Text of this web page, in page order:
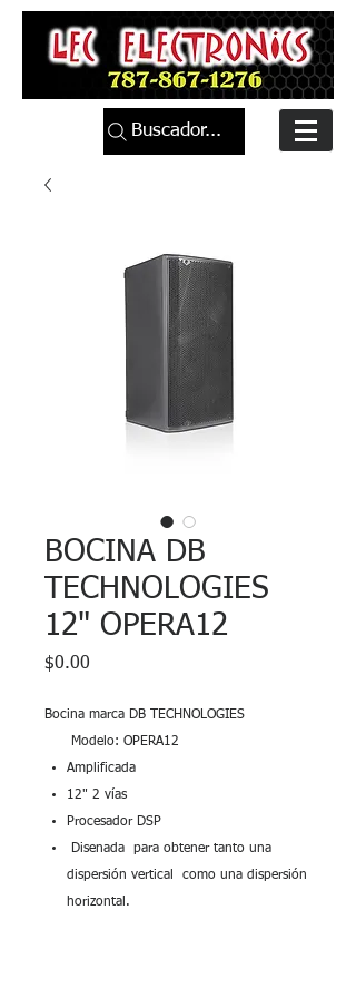
Buscador...
BOCINA DB
TECHNOLOGIES
12" OPERA12
$0.00
Bocina marca DB TECHNOLOGIES
Modelo: OPERA12
Amplificada
12" 2 vías
Procesador DSP
Disenada para obtener tanto una
dispersión vertical como una dispersión
horizontal.